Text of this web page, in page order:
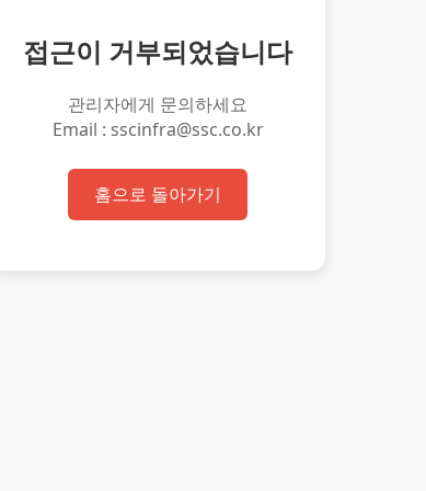
접근이 거부되었습니다
관리자에게 문의하세요
Email : sscinfra@ssc.co.kr
홈으로 돌아가기